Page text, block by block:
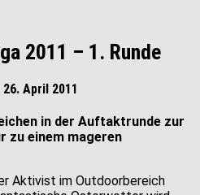
2011 – 1. Runde
26. April 2011
in der Auftaktrunde zur
zu einem mageren
Aktivist im Outdoorbereich